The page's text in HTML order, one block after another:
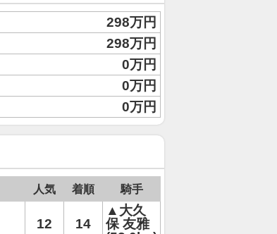
298万円
298万円
0万円
0万円
0万円
人気 着順 騎手
12 14
▲大久
保 友雅